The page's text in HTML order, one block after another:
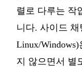
렬로 다루는 작
니다. 사이드 채
Linux/
지 않으면서 별